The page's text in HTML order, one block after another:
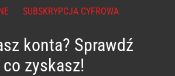
SUBSKRYPCJA CYFROWA
konta? Sprawdź
co zyskasz!